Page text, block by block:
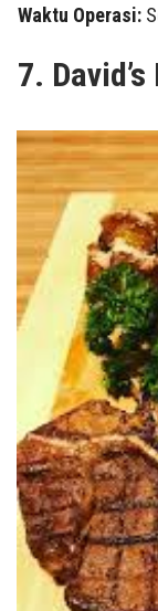
Waktu Operasi:
7. David’s